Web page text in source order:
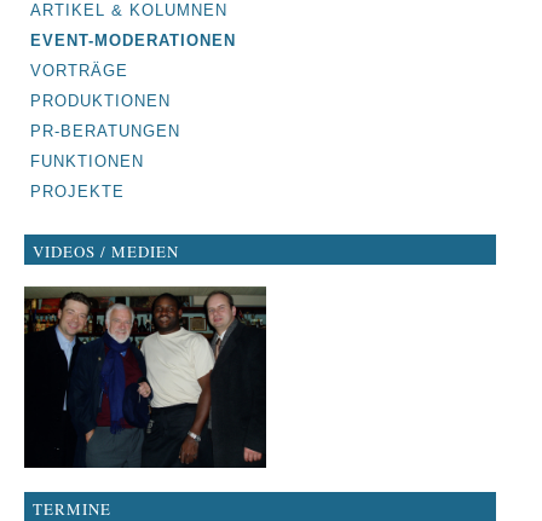
ARTIKEL & KOLUMNEN
EVENT-MODERATIONEN
VORTRÄGE
PRODUKTIONEN
PR-BERATUNGEN
FUNKTIONEN
PROJEKTE
VIDEOS / MEDIEN
TERMINE